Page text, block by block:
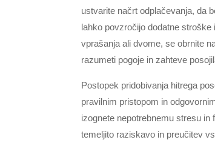
ustvarite načrt odplačevanja, da
lahko povzročijo dodatne
vprašanja ali dvome, se obrnite
razumeti pogoje in zahteve
Postopek pridobivanja hitrega
pravilnim pristopom in
izognete nepotrebnemu stresu
temeljito raziskavo in preučitev